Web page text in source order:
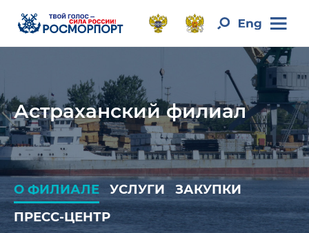
Астраханский филиал
О ФИЛИАЛЕ УСЛУГИ
ЗАКУПКИ
ПРЕСС-ЦЕНТР